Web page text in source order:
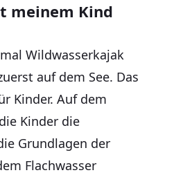
meinem Kind
Wildwasserkajak
auf dem See. Das
Kinder. Auf dem
Kinder die
Grundlagen der
Flachwasser